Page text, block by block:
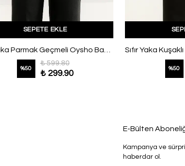
SEPETE EKLE
Sıfır Yaka Parmak Geçmeli Oysho Bady Beyaz
%50
₺ 599.80
₺ 299.90
%50
E-Bülten
Kampanya ve
haberdar ol.